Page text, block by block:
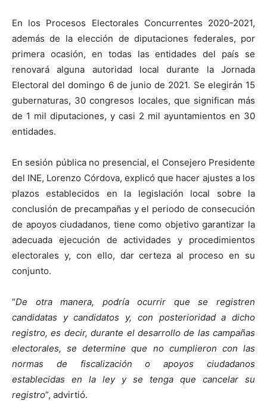
En los Procesos Electorales Concurrentes 2020-2021,
además de la elección de diputaciones federales, por
primera ocasión, en todas las entidades del país se
renovará alguna autoridad local durante la Jornada
Electoral del domingo 6 de junio de 2021. Se elegirán 15
gubernaturas, 30 congresos locales, que significan más
de 1 mil diputaciones, y casi 2 mil ayuntamientos en 30
entidades.
En sesión pública no presencial, el Consejero Presidente
del INE, Lorenzo Córdova, explicó que hacer ajustes a los
plazos establecidos en la legislación local sobre la
conclusión de precampañas y el periodo de consecución
de apoyos ciudadanos, tiene como objetivo garantizar la
adecuada ejecución de actividades y procedimientos
electorales y, con ello, dar certeza al proceso en su
conjunto.
“De otra manera, podría ocurrir que se registren
candidatas y candidatos y, con posterioridad a dicho
registro, es decir, durante el desarrollo de las campañas
electorales, se determine que no cumplieron con las
normas de fiscalización o apoyos ciudadanos
establecidas en la ley y se tenga que cancelar su
registro”, advirtió.